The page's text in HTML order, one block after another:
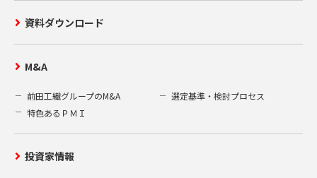
資料ダウンロード
M&A
前田工繊グループのM&A
選定基準・検討プロセス
特色あるＰＭＩ
投資家情報